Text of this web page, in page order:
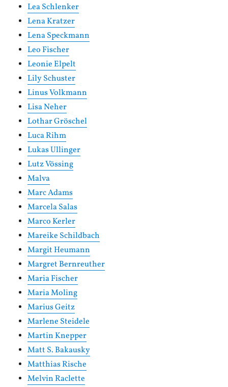
Lea Schlenker
Lena Kratzer
Lena Speckmann
Leo Fischer
Leonie Elpelt
Lily Schuster
Linus Volkmann
Lisa Neher
Lothar Gröschel
Luca Rihm
Lukas Ullinger
Lutz Vössing
Malva
Marc Adams
Marcela Salas
Marco Kerler
Mareike Schildbach
Margit Heumann
Margret Bernreuther
Maria Fischer
Maria Moling
Marius Geitz
Marlene Steidele
Martin Knepper
Matt S. Bakausky
Matthias Rische
Melvin Raclette